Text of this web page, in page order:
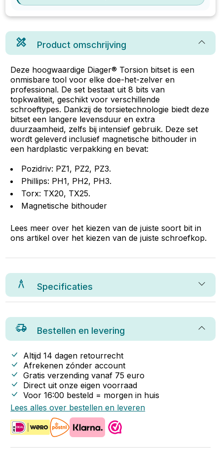
Product omschrijving
Deze hoogwaardige Diager® Torsion bitset is een
onmisbare tool voor elke doe-het-zelver en
professional. De set bestaat uit 8 bits van
topkwaliteit, geschikt voor verschillende
schroeftypes. Dankzij de torsietechnologie biedt deze
bitset een langere levensduur en extra
duurzaamheid, zelfs bij intensief gebruik. Deze set
wordt geleverd inclusief magnetische bithouder in
een hardplastic verpakking en bevat:
Pozidriv: PZ1, PZ2, PZ3.
Phillips: PH1, PH2, PH3.
Torx: TX20, TX25.
Magnetische bithouder
Lees meer over het kiezen van de juiste soort bit in
ons artikel over het kiezen van de juiste schroefkop.
Specificaties
Bestellen en levering
Altijd 14 dagen retourrecht
Afrekenen zónder account
Gratis verzending vanaf 75 euro
Direct uit onze eigen voorraad
Voor 16:00 besteld = morgen in huis
Lees alles over bestellen en leveren